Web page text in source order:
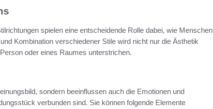
spielen eine entscheidende Rolle dabei, wie Menschen
Kombination verschiedener Stile wird nicht nur die Ästhetik
oder eines Raumes unterstrichen.
sondern beeinflussen auch die Emotionen und
verbunden sind. Sie können folgende Elemente